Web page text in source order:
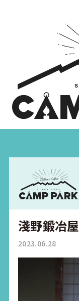
淺野鍛冶屋
2023.06.28